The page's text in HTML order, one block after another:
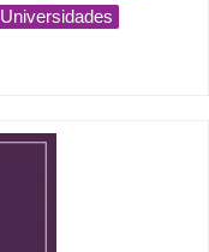
Universidades